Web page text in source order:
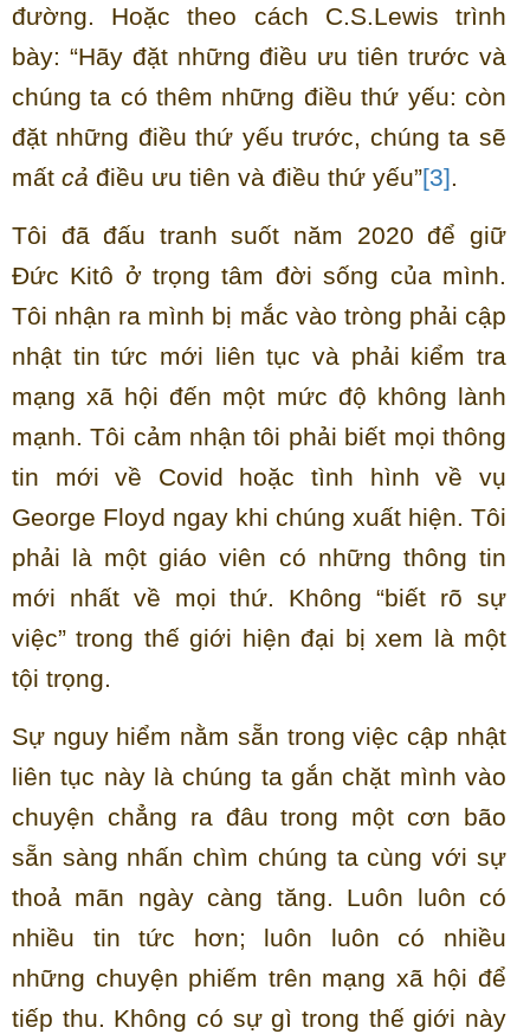
đường. Hoặc theo cách C.S.Lewis trình
bày: “Hãy đặt những điều ưu tiên trước và
chúng ta có thêm những điều thứ yếu: còn
đặt những điều thứ yếu trước, chúng ta sẽ
mất cả điều ưu tiên và điều thứ yếu”[3].
Tôi đã đấu tranh suốt năm 2020 để giữ
Đức Kitô ở trọng tâm đời sống của mình.
Tôi nhận ra mình bị mắc vào tròng phải cập
nhật tin tức mới liên tục và phải kiểm tra
mạng xã hội đến một mức độ không lành
mạnh. Tôi cảm nhận tôi phải biết mọi thông
tin mới về Covid hoặc tình hình về vụ
George Floyd ngay khi chúng xuất hiện. Tôi
phải là một giáo viên có những thông tin
mới nhất về mọi thứ. Không “biết rõ sự
việc” trong thế giới hiện đại bị xem là một
tội trọng.
Sự nguy hiểm nằm sẵn trong việc cập nhật
liên tục này là chúng ta gắn chặt mình vào
chuyện chẳng ra đâu trong một cơn bão
sẵn sàng nhấn chìm chúng ta cùng với sự
thoả mãn ngày càng tăng. Luôn luôn có
nhiều tin tức hơn; luôn luôn có nhiều
những chuyện phiếm trên mạng xã hội để
tiếp thu. Không có sự gì trong thế giới này